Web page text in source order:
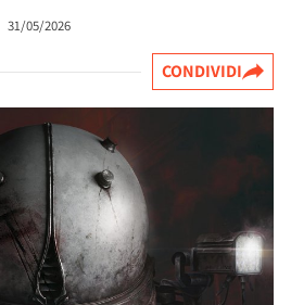
31/05/2026
CONDIVIDI